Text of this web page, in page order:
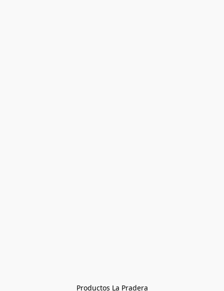
Productos La Pradera